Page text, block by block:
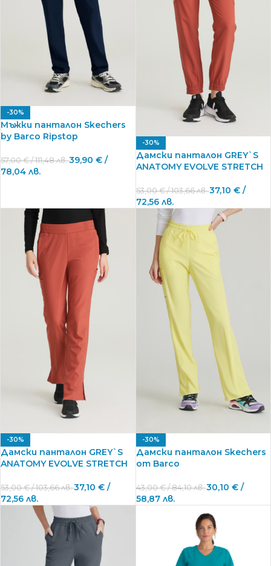
-30%
Мъжки панталон Skechers
by Barco Ripstop
57,00€/ 111,48 лв.39,90 € /
78,04 лв.
-30%
Дамски панталон GREY`S
ANATOMY EVOLVE STRETCH
53,00€/ 103,66 лв.37,10 €/
72,56 лв.
-30%
Дамски панталон GREY`S
ANATOMY EVOLVE STRETCH
53,00€/ 103,66 лв.37,10 € /
72,56 лв.
-30%
Дамски панталон Skechers
от Barco
43,00€/ 84,10 лв.30,10 €/
58,87 лв.